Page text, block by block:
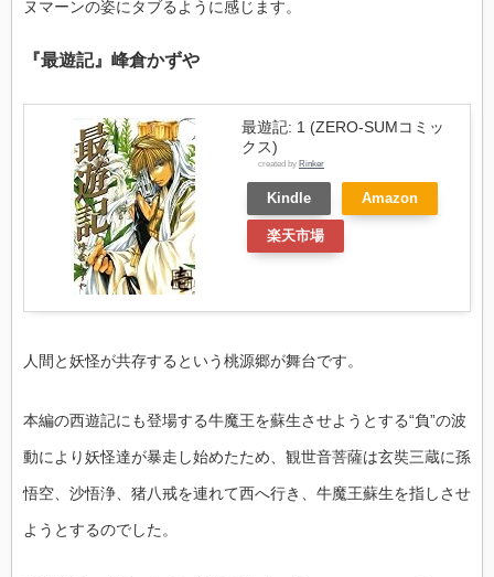
ヌマーンの姿にタブるように感じます。
『最遊記』峰倉かずや
最遊記: 1 (ZERO-SUMコミッ
クス)
created by Rinker
Kindle Amazon
楽天市場
人間と妖怪が共存するという桃源郷が舞台です。
本編の西遊記にも登場する牛魔王を蘇生させようとする“負”の波
動により妖怪達が暴走し始めたため、観世音菩薩は玄奘三蔵に孫
悟空、沙悟浄、猪八戒を連れて西へ行き、牛魔王蘇生を指しさせ
ようとするのでした。